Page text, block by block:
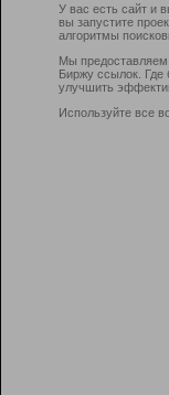
У вас есть сайт и
вы запустите
алгоритмы
Мы
Биржу ссылок. Где
улучшить
Используйте все